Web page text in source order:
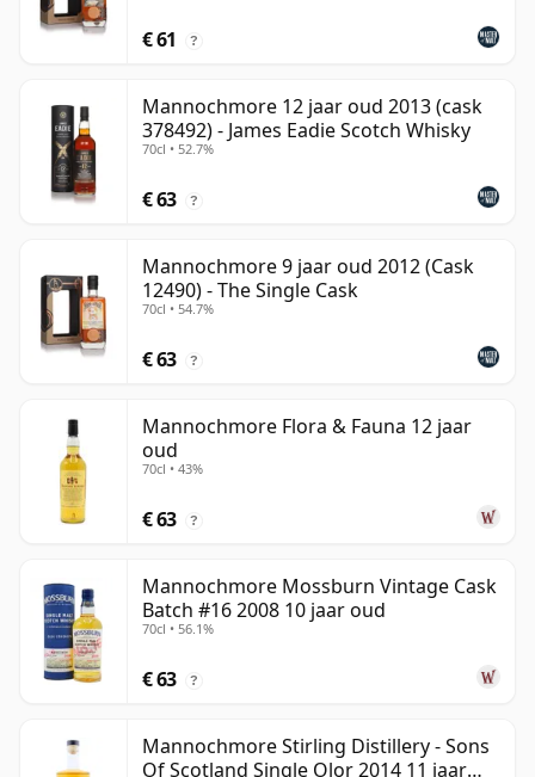
€ 61 ?
Mannochmore 12 jaar oud 2013 (cask
378492) - James Eadie Scotch Whisky
70cl • 52.7%
€ 63 ?
Mannochmore 9 jaar oud 2012 (Cask
12490) - The Single Cask
70cl • 54.7%
€ 63 ?
Mannochmore Flora & Fauna 12 jaar
oud
70cl • 43%
€ 63 ?
Mannochmore Mossburn Vintage Cask
Batch #16 2008 10 jaar oud
70cl • 56.1%
€ 63 ?
Mannochmore Stirling Distillery - Sons
Of Scotland Single Olor 2014 11 jaar